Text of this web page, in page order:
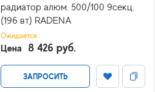
радиатор алюм. 500/100 9секц.
(196 вт) RADENA
Ожидается
Цена 8 426 руб.
ЗАПРОСИТЬ